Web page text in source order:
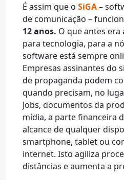
É assim que o SiGA–
de comunicação –
12 anos. O que antes era
para tecnologia, para a
software está sempre
Empresas assinantes do
de propaganda podem
quando precisam, no
Jobs, documentos da
mídia, a parte financeira
alcance de qualquer
smartphone, tablet ou
internet. Isto agiliza
distâncias e aumenta a